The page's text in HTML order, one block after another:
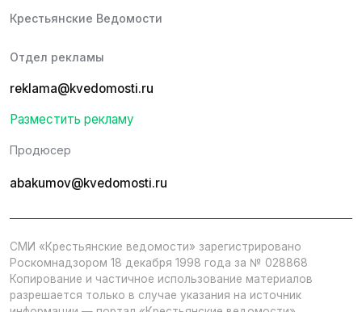
Крестьянские Ведомости
Отдел рекламы
reklama@kvedomosti.ru
Разместить рекламу
Продюсер
abakumov@kvedomosti.ru
СМИ «Крестьянские ведомости» зарегистрировано
Роскомнадзором 18 декабря 1998 года за № 028868
Копирование и частичное использование материалов
разрешается только в случае указания на источник